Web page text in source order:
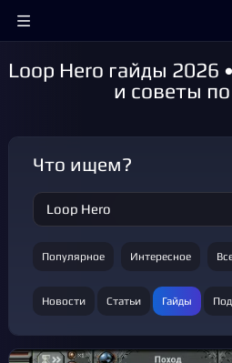
Loop Hero гайды 2026
и советы
Что ищем?
Популярное Интересное
Новости Статьи Гайды